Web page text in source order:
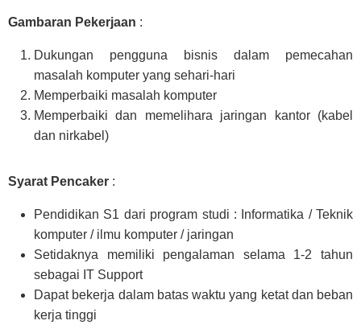
Gambaran Pekerjaan :
Dukungan pengguna bisnis dalam pemecahan
masalah komputer yang sehari-hari
Memperbaiki masalah komputer
Memperbaiki dan memelihara jaringan kantor (kabel
dan nirkabel)
Syarat Pencaker :
Pendidikan S1 dari program studi : Informatika / Teknik
komputer / ilmu komputer / jaringan
Setidaknya memiliki pengalaman selama 1-2 tahun
sebagai IT Support
Dapat bekerja dalam batas waktu yang ketat dan beban
kerja tinggi